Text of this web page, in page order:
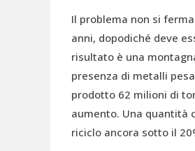
Il problema non si
anni, dopodiché deve
risultato è una
presenza di metalli
prodotto 62 milioni di
aumento. Una quantità
riciclo ancora sotto il